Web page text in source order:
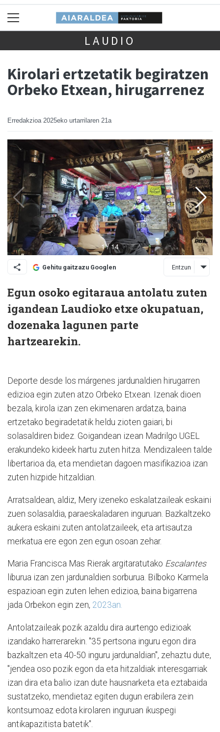
LAUDIO
Kirolari ertzetatik begiratzen
Orbeko Etxean, hirugarrenez
Erredakzioa 2025eko urtarrilaren 21a
Gehitu gaitzazu Googlen Entzun
Egun osoko egitaraua antolatu zuten
igandean Laudioko etxe okupatuan,
dozenaka lagunen parte
hartzearekin.
Deporte desde los márgenes jardunaldien hirugarren
edizioa egin zuten atzo Orbeko Etxean. Izenak dioen
bezala, kirola izan zen ekimenaren ardatza, baina
ertzetako begiradetatik heldu zioten gaiari, bi
solasaldiren bidez. Goigandean izean Madrilgo UGEL
erakundeko kideek hartu zuten hitza. Mendizaleen talde
libertarioa da, eta mendietan dagoen masifikazioa izan
zuten hizpide hitzaldian.
Arratsaldean, aldiz, Mery izeneko eskalatzaileak eskaini
zuen solasaldia, paraeskaladaren inguruan. Bazkaltzeko
aukera eskaini zuten antolatzaileek, eta artisautza
merkatua ere egon zen egun osoan zehar.
Maria Francisca Mas Rierak argitaratutako Escalantes
liburua izan zen jardunaldien sorburua. Bilboko Karmela
espazioan egin zuten lehen edizioa, baina bigarrena
jada Orbekon egin zen, 2023an.
Antolatzaileak pozik azaldu dira aurtengo edizioak
izandako harrerarekin. "35 pertsona inguru egon dira
bazkaltzen eta 40-50 inguru jardunaldian", zehaztu dute,
"jendea oso pozik egon da eta hitzaldiak interesgarriak
izan dira eta balio izan dute hausnarketa eta eztabaida
sustatzeko, mendietaz egiten dugun erabilera zein
kontsumoaz edota kirolaren inguruan ikuspegi
antikapazitista batetik".